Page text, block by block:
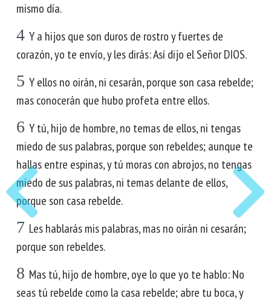
mismo día.
4 Y a hijos que son duros de rostro y fuertes de
corazón, yo te envío, y les dirás: Así dijo el Señor DIOS.
5 Y ellos no oirán, ni cesarán, porque son casa rebelde;
mas conocerán que hubo profeta entre ellos.
6 Y tú, hijo de hombre, no temas de ellos, ni tengas
miedo de sus palabras, porque son rebeldes; aunque te
hallas entre espinas, y tú moras con abrojos, no tengas
miedo de sus palabras, ni temas delante de ellos,
porque son casa rebelde.
7 Les hablarás mis palabras, mas no oirán ni cesarán;
porque son rebeldes.
8 Mas tú, hijo de hombre, oye lo que yo te hablo: No
seas tú rebelde como la casa rebelde; abre tu boca, y